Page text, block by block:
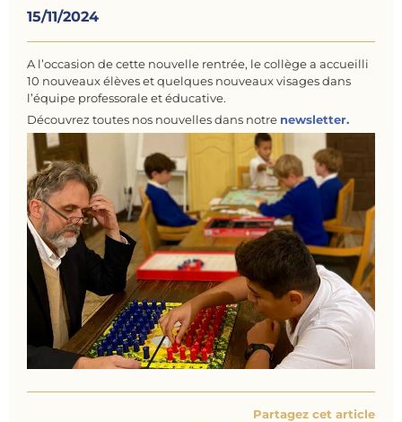
15/11/2024
A l’occasion de cette nouvelle rentrée, le collège a accueilli
10 nouveaux élèves et quelques nouveaux visages dans
l’équipe professorale et éducative.
Découvrez toutes nos nouvelles dans notre newsletter.
Partagez cet article